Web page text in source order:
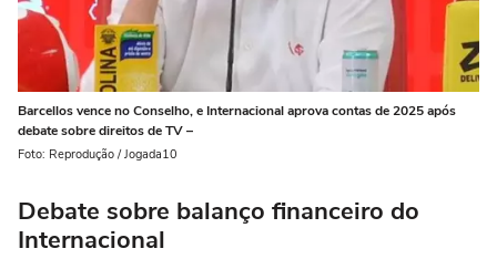
Barcellos vence no Conselho, e Internacional aprova contas de 2025 após
debate sobre direitos de TV –
Foto: Reprodução / Jogada10
Debate sobre balanço financeiro do
Internacional